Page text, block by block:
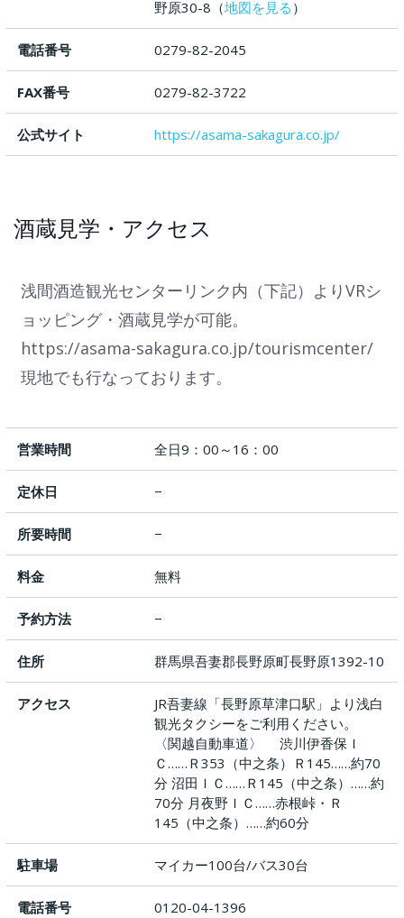
野原30-8（地図を見る ）
電話番号 0279-82-2045
FAX番号 0279-82-3722
公式サイト https://asama-sakagura.co.jp/
酒蔵見学・アクセス
浅間酒造観光センターリンク内（下記）よりVRシ
ョッピング・酒蔵見学が可能。
https://asama-sakagura.co.jp/tourismcenter/
現地でも行なっております。
営業時間 全日9：00～16：00
定休日 −
所要時間 −
料金 無料
予約方法 −
住所 群馬県吾妻郡長野原町長野原1392-10
アクセス
JR吾妻線「長野原草津口駅」より浅白
観光タクシーをご利用ください。
〈関越自動車道〉 渋川伊香保Ｉ
Ｃ……Ｒ353（中之条）Ｒ145……約70
分 沼田ＩＣ……Ｒ145（中之条）……約
70分 月夜野ＩＣ……赤根峠・Ｒ
145（中之条）……約60分
駐車場 マイカー100台/バス30台
電話番号 0120-04-1396